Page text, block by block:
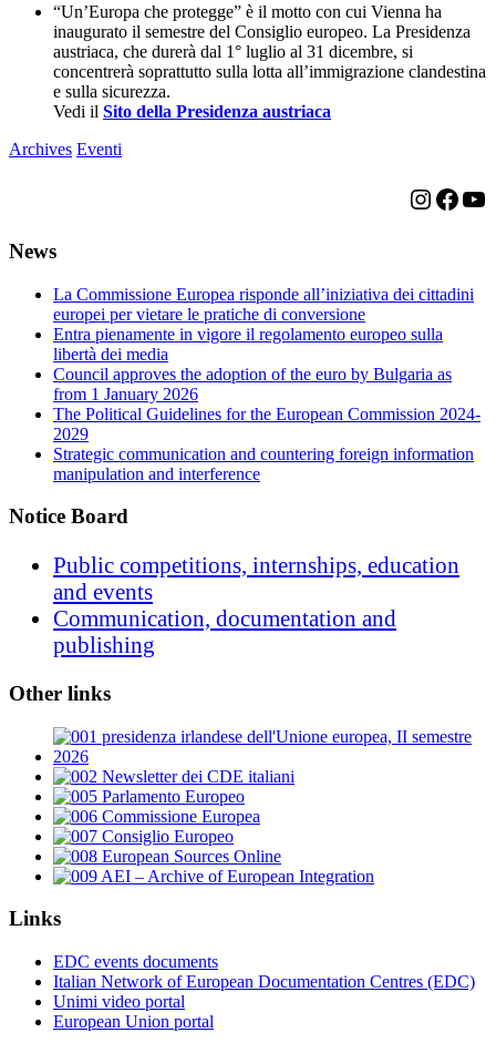
“Un’Europa che protegge” è il motto con cui Vienna ha
inaugurato il semestre del Consiglio europeo. La Presidenza
austriaca, che durerà dal 1° luglio al 31 dicembre, si
concentrerà soprattutto sulla lotta all’immigrazione clandestina
e sulla sicurezza.
Vedi il Sito della Presidenza austriaca
Archives Eventi
News
La Commissione Europea risponde all’iniziativa dei cittadini
europei per vietare le pratiche di conversione
Entra pienamente in vigore il regolamento europeo sulla
libertà dei media
Council approves the adoption of the euro by Bulgaria as
from 1 January 2026
The Political Guidelines for the European Commission 2024-
2029
Strategic communication and countering foreign information
manipulation and interference
Notice Board
Public competitions, internships, education
and events
Communication, documentation and
publishing
Other links
Links
EDC events documents
Italian Network of European Documentation Centres (EDC)
Unimi video portal
European Union portal